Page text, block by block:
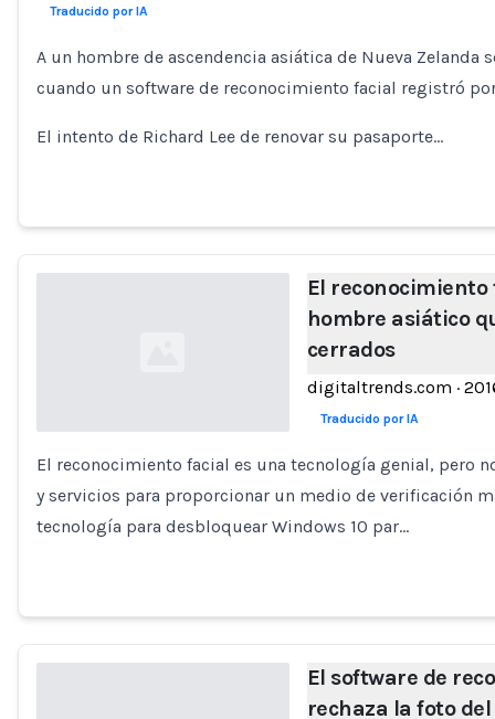
Traducido por IA
A un hombre de ascendencia asiática de Nueva Zelanda
cuando un software de reconocimiento facial registró
El intento de Richard Lee de renovar su pasaporte…
El
hombre asiático
cerrados
digitaltrends.com ·
Traducido por IA
El reconocimiento facial es una tecnología genial, pero
y servicios para proporcionar un medio de verificación
tecnología para desbloquear Windows 10 par…
El software de
rechaza la foto